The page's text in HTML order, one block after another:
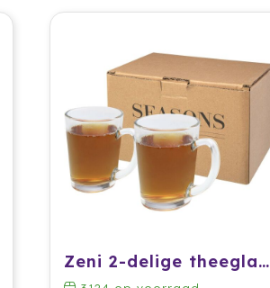
Zeni 2-delige theeglazenset